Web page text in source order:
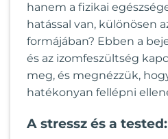
hanem a fizikai
hatással van, különösen
formájában? Ebben a
és az izomfeszültség
meg, és megnézzük,
hatékonyan fellépni
A stressz és a